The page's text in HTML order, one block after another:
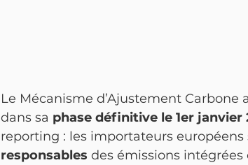
Le Mécanisme d’Ajustement Carbone
dans sa phase définitive le 1er janvier
reporting : les importateurs européens
responsables des émissions